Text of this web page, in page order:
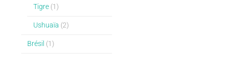
Tigre(1)
Ushuaïa (2)
Brésil (1)